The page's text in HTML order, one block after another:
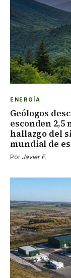
ENERGÍA
Geólogos
esconden
hallazgo del
mundial de
Por Javier F.